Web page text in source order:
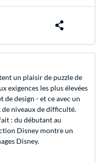
un plaisir de puzzle de
exigences les plus élevées
design - et ce avec un
niveaux de difficulté.
: du débutant au
Disney montre un
Disney.